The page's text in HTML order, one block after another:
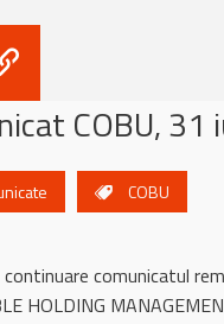
COBU, 31
COBU
comunicatul
HOLDING